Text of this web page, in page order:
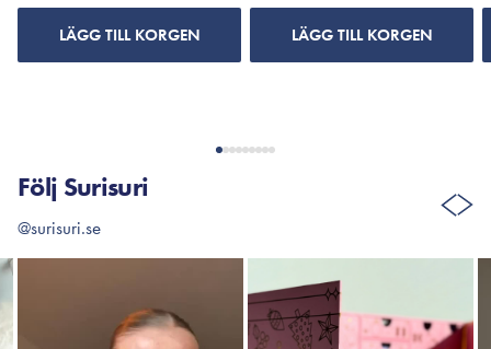
LÄGG TILL KORGEN LÄGG TILL KORGEN
Följ Surisuri
@surisuri.se